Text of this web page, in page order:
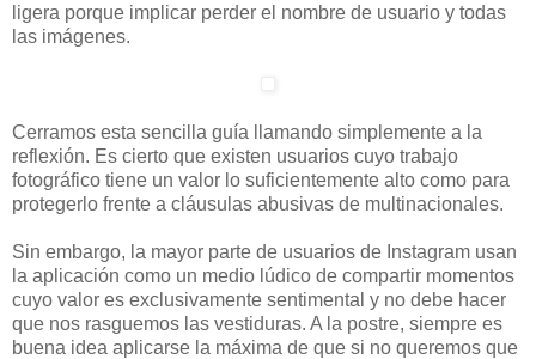
ligera porque implicar perder el nombre de usuario y todas
las imágenes.
Cerramos esta sencilla guía llamando simplemente a la
reflexión. Es cierto que existen usuarios cuyo trabajo
fotográfico tiene un valor lo suficientemente alto como para
protegerlo frente a cláusulas abusivas de multinacionales.
Sin embargo, la mayor parte de usuarios de Instagram usan
la aplicación como un medio lúdico de compartir momentos
cuyo valor es exclusivamente sentimental y no debe hacer
que nos rasguemos las vestiduras. A la postre, siempre es
buena idea aplicarse la máxima de que si no queremos que